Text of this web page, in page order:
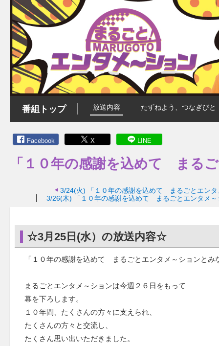
番組トップ 放送内容 たずねよう、つなぎびと
Facebook X LINE
「１０年の感謝を込めて まる
3/24(火)
「１０年の感謝を込めて まるごとエン
3/26(木)
「１０年の感謝を込めて まるごとエンタメ
☆3月25日(水）の放送内容☆
「１０年の感謝を込めて まるごとエンタメ～ションとみ
まるごとエンタメ～ションは今週２６日をもって
幕を下ろします。
１０年間、たくさんの方々に支えられ、
たくさんの方々と交流し、
たくさん思い出いただきました。